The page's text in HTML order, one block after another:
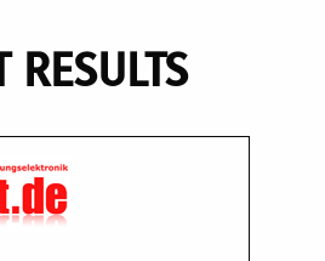
RESULTS